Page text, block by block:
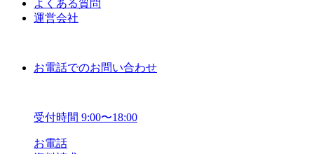
よくある質問
運営会社
お電話でのお問い合わせ
受付時間 9:00〜18:00
お電話